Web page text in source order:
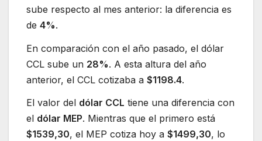
sube respecto al mes anterior: la diferencia es
de 4%.
En comparación con el año pasado, el dólar
CCL sube un 28%. A esta altura del año
anterior, el CCL cotizaba a $1198.4.
El valor del dólar CCL tiene una diferencia con
el dólar MEP. Mientras que el primero está
$1539,30, el MEP cotiza hoy a $1499,30, lo